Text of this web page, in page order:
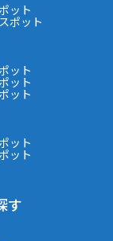
ット
ポット
ット
ット
ット
ット
ット
す